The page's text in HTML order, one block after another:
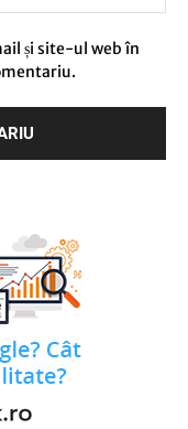
și site-ul web în